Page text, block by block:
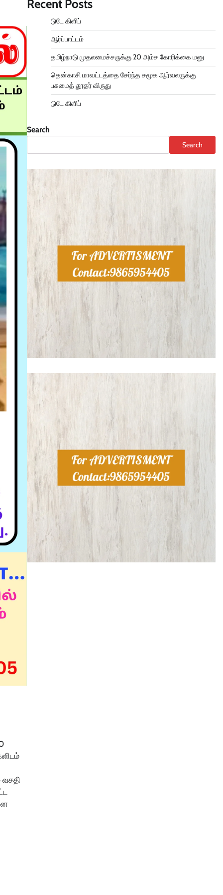
Recent Posts
டுடே கிளிப்
ஆர்ப்பாட்டம்
தமிழ்நாடு முதலமைச்சருக்கு 20 அம்ச கோரிக்கை மனு
தென்காசி மாவட்டத்தை சேர்ந்த சமூக ஆர்வலருக்கு
பசுமைத் தூதர் விருது
டுடே கிளிப்
Search
Search